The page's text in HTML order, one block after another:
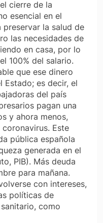
cierre de la
esencial en el
la salud de
las necesidades de
en casa, por lo
100% del salario.
que ese dinero
Estado; es decir, el
del país
pagan una
y ahora menos,
Este
pública española
generada en el
PIB). Más deuda
para mañana.
con intereses,
políticas de
como